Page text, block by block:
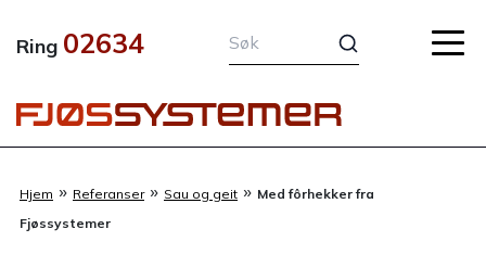
rett
innholdet
Ring 02634
Hjem » Referanser» Sau og geit » Med fôrhekker fra
Fjøssystemer